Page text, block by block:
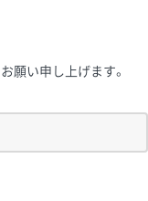
願い申し上げます。